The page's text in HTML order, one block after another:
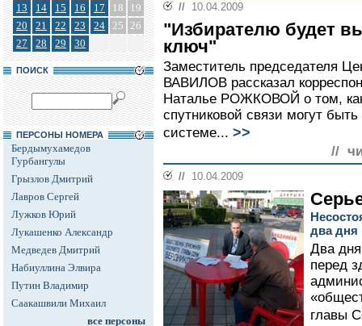
13
14 15 16 17 18
19
20
21 22 23 24 25 26
27
28 29 30
ПОИСК
ПЕРСОНЫ НОМЕРА
Бердымухамедов
Гурбангулы
Грызлов Дмитрий
Лавров Сергей
Лужков Юрий
Лукашенко Александр
Медведев Дмитрий
Набиуллина Элвира
Путин Владимир
Саакашвили Михаил
все персоны
// 10.04.2009
"Избирателю будет
ключ"
Заместитель председателя
ВАВИЛОВ рассказал
Наталье РОЖКОВОЙ о том,
спутниковой связи могут
системе... >>
//
// 10.04.2009
два дня
Два
перед
главы